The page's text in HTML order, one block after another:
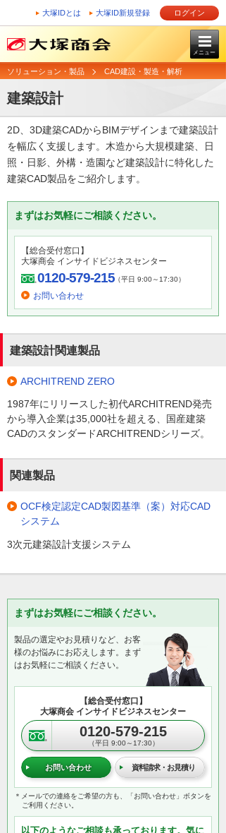
大塚IDとは 大塚ID新規登録 ログイン
メニュー
ソリューション・製品 CAD建設・製造・解析
建築設計
2D、3D建築CADからBIMデザインまで建築設計
を幅広く支援します。木造から大規模建築、日
照・日影、外構・造園など建築設計に特化した
建築CAD製品をご紹介します。
まずはお気軽にご相談ください。
【総合受付窓口】
大塚商会 インサイドビジネスセンター
0120-579-215（平日 9:00～17:30）
お問い合わせ
建築設計関連製品
ARCHITREND ZERO
1987年にリリースした初代ARCHITREND発売
から導入企業は35,000社を超える、国産建築
CADのスタンダードARCHITRENDシリーズ。
関連製品
OCF検定認定CAD製図基準（案）対応CAD
システム
3次元建築設計支援システム
まずはお気軽にご相談ください。
製品の選定やお見積りなど、お客
様のお悩みにお応えします。まず
はお気軽にご相談ください。
【総合受付窓口】
大塚商会 インサイドビジネスセンター
0120-579-215
（平日 9:00～17:30）
お問い合わせ 資料請求・お見積り
＊メールでの連絡をご希望の方も、「お問い合わせ」ボタンを
ご利用ください。
以下のようなご相談も承っております。気に